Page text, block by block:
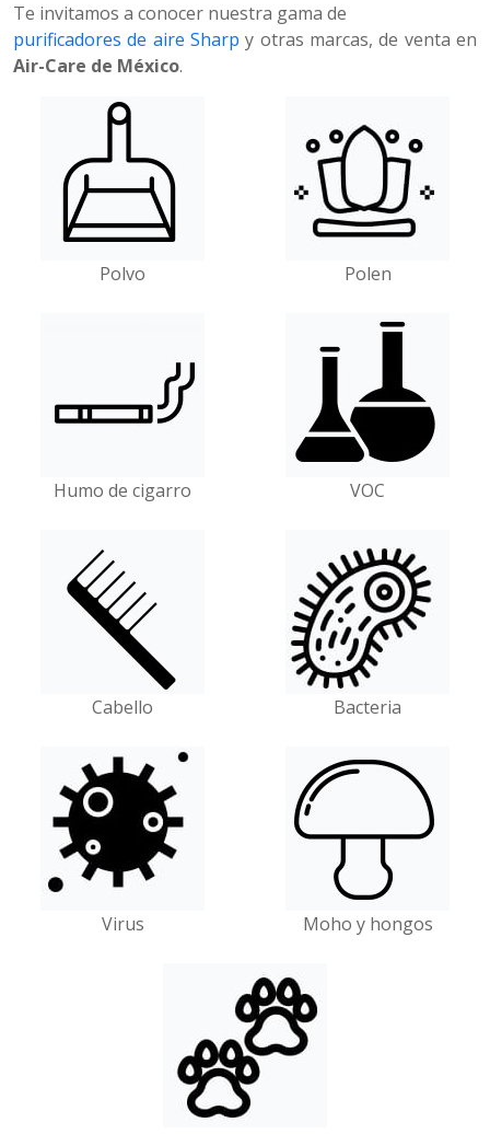
Te invitamos a conocer nuestra gama de
purificadores de aire Sharp y otras marcas, de venta en
Air-Care de México.
Polvo Polen
Humo de cigarro VOC
Cabello Bacteria
Virus Moho y hongos